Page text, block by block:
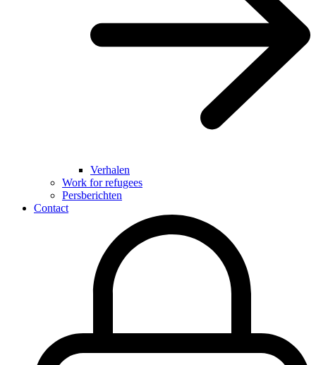
Verhalen
Work for refugees
Persberichten
Contact